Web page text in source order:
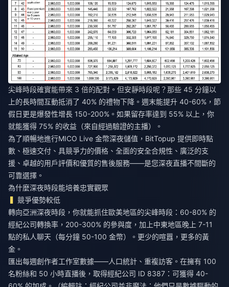
尖峰時段確實能帶來 3 倍的配對。但安靜時段呢？那些 45 分鐘以
上的長時間互動抵消了 40% 的禮物下降。週末能提升 40-60%，節
假日更是爆發性增長 150-200%。如果留存率達到 55% 以上，你
就能獲得 75% 的收益（來自經過驗證的主播）。
為了順暢地進行MICO Live 金幣深夜儲值 ，BitTopup 提供即時點
數、極速交付、具競爭力的價格、全面的安全合規性、廣泛的支
援、卓越的用戶評價和優質的售後服務——是您深夜直播不間斷的
可靠選擇。
為什麼深夜時段能培養忠實觀眾
競爭優勢較低
轉向亞洲深夜時段，你就能抓住歐美地區的尖峰時段：60-80% 的
經紀公司轉換率，200-300% 的參與度，加上中東地區晚上 7-11
點的私人聊天（每分鐘 50-100 金幣）。更少的喧囂，更多的黃
金。
匯出每週創作者工作室數據——人口統計、重複訪客。在擁有 100
名粉絲和 50 小時直播後，取得經紀公司 ID 8387：可獲得 40-